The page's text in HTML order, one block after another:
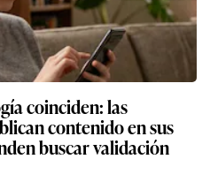
coinciden: las
contenido en sus
buscar validación